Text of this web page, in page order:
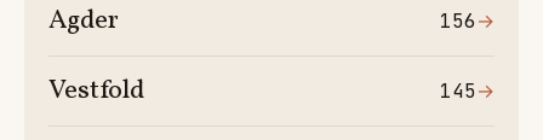
Agder 156→
Vestfold 145→